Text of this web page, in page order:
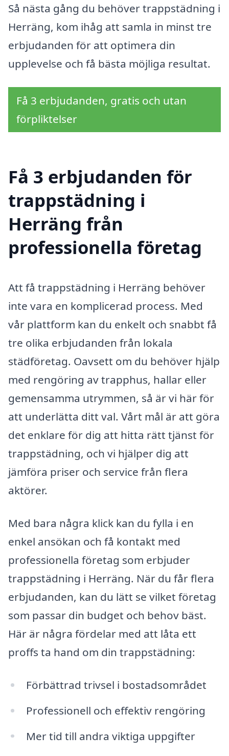
Så nästa gång du behöver trappstädning i
Herräng, kom ihåg att samla in minst tre
erbjudanden för att optimera din
upplevelse och få bästa möjliga resultat.
Få 3 erbjudanden, gratis och utan
förpliktelser
Få 3 erbjudanden för
trappstädning i
Herräng från
professionella företag
Att få trappstädning i Herräng behöver
inte vara en komplicerad process. Med
vår plattform kan du enkelt och snabbt få
tre olika erbjudanden från lokala
städföretag. Oavsett om du behöver hjälp
med rengöring av trapphus, hallar eller
gemensamma utrymmen, så är vi här för
att underlätta ditt val. Vårt mål är att göra
det enklare för dig att hitta rätt tjänst för
trappstädning, och vi hjälper dig att
jämföra priser och service från flera
aktörer.
Med bara några klick kan du fylla i en
enkel ansökan och få kontakt med
professionella företag som erbjuder
trappstädning i Herräng. När du får flera
erbjudanden, kan du lätt se vilket företag
som passar din budget och behov bäst.
Här är några fördelar med att låta ett
proffs ta hand om din trappstädning:
Förbättrad trivsel i bostadsområdet
Professionell och effektiv rengöring
Mer tid till andra viktiga uppgifter